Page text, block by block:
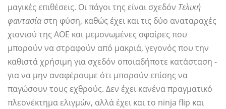
μαγικές επιθέσεις. Οι πάγοι της είναι σχεδόν Τελική
φαντασία στη φύση, καθώς έχει και τις δύο αναταραχές
χιονιού της AOE και μεμονωμένες σφαίρες που
μπορούν να στραφούν από μακριά, γεγονός που την
καθιστά χρήσιμη για σχεδόν οποιαδήποτε κατάσταση -
για να μην αναφέρουμε ότι μπορούν επίσης να
παγώσουν τους εχθρούς. Δεν έχει κανένα πραγματικό
πλεονέκτημα ελιγμών, αλλά έχει και το ninja flip και